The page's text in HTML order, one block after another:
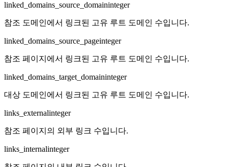
linked_domains_source_domaininteger
참조 도메인에서 링크된 고유 루트 도메인 수입니다.
linked_domains_source_pageinteger
참조 페이지에서 링크된 고유 루트 도메인 수입니다.
linked_domains_target_domaininteger
대상 도메인에서 링크된 고유 루트 도메인 수입니다.
links_externalinteger
참조 페이지의 외부 링크 수입니다.
links_internalinteger